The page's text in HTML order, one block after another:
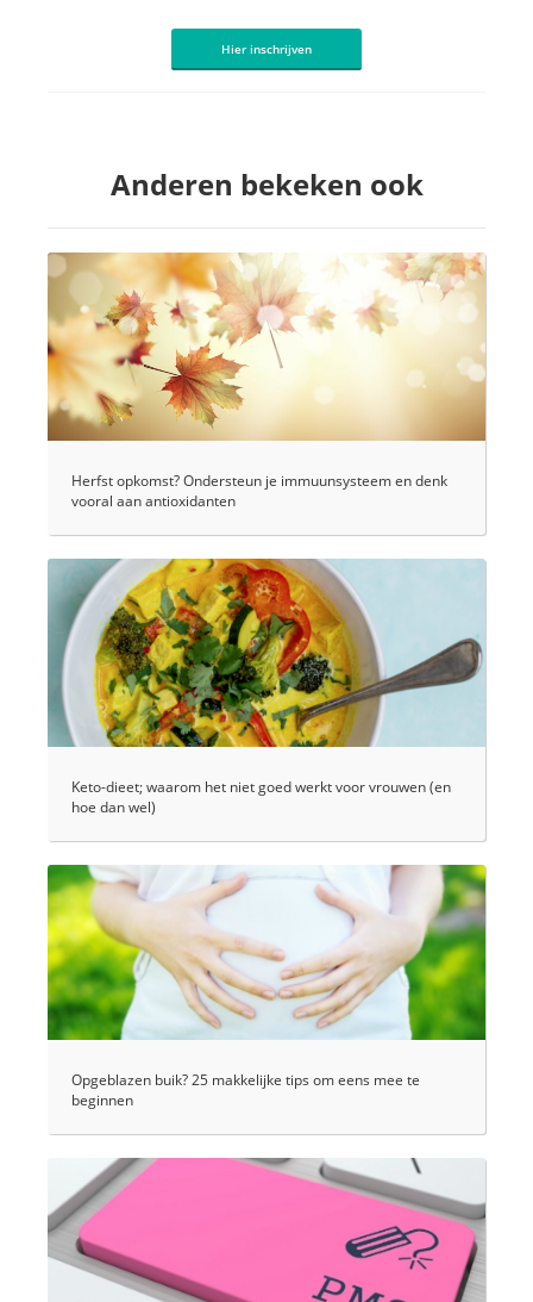
Hier inschrijven
Anderen bekeken ook
Herfst opkomst? Ondersteun je immuunsysteem en denk
vooral aan antioxidanten
Keto-dieet; waarom het niet goed werkt voor vrouwen (en
hoe dan wel)
Opgeblazen buik? 25 makkelijke tips om eens mee te
beginnen